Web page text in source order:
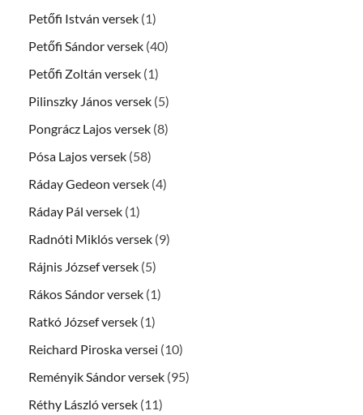
Petőfi István versek (1)
Petőfi Sándor versek (40)
Petőfi Zoltán versek (1)
Pilinszky János versek (5)
Pongrácz Lajos versek (8)
Pósa Lajos versek (58)
Ráday Gedeon versek (4)
Ráday Pál versek (1)
Radnóti Miklós versek (9)
Rájnis József versek (5)
Rákos Sándor versek (1)
Ratkó József versek (1)
Reichard Piroska versei (10)
Reményik Sándor versek (95)
Réthy László versek (11)